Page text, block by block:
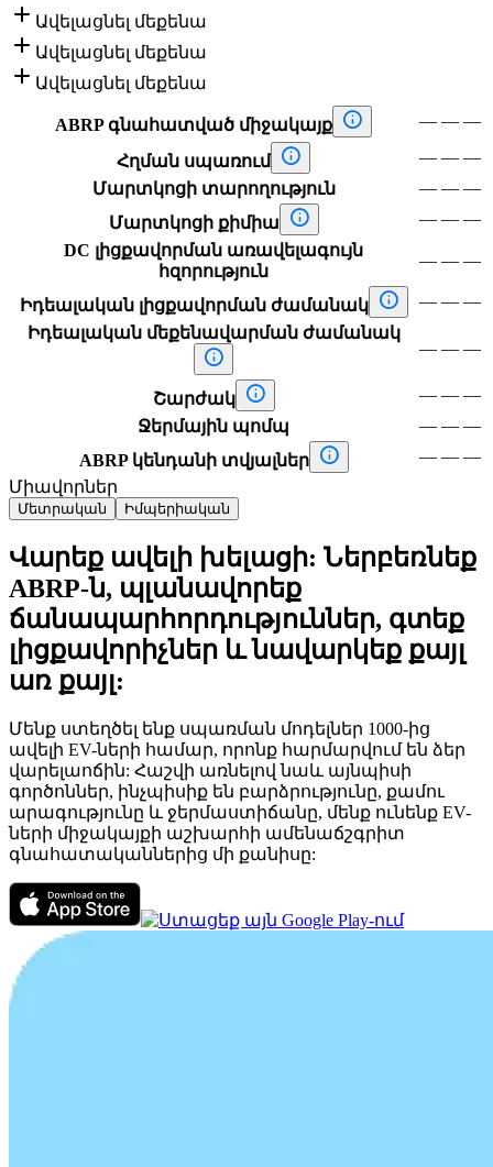
 Ավելացնել մեքենա
 Ավելացնել մեքենա
 Ավելացնել մեքենա
ABRP գնահատված միջակայք  — — —
Հղման սպառում  — — —
Մարտկոցի տարողություն
— — —
Մարտկոցի քիմիա
 — — —
DC լիցքավորման առավելագույն
հզորություն
— — —
Իդեալական լիցքավորման ժամանակ  — — —
Իդեալական մեքենավարման ժամանակ
 — — —
Շարժակ  — — —
Ջերմային պոմպ
— — —
ABRP կենդանի տվյալներ
 — — —
Միավորներ
Մետրական Իմպերիական
Վարեք ավելի խելացի: Ներբեռնեք
ABRP-ն, պլանավորեք
ճանապարհորդություններ, գտեք
լիցքավորիչներ և նավարկեք քայլ
առ քայլ:
Մենք ստեղծել ենք սպառման մոդելներ 1000-ից
ավելի EV-ների համար, որոնք հարմարվում են ձեր
վարելաոճին: Հաշվի առնելով նաև այնպիսի
գործոններ, ինչպիսիք են բարձրությունը, քամու
արագությունը և ջերմաստիճանը, մենք ունենք EV-
ների միջակայքի աշխարհի ամենաճշգրիտ
գնահատականներից մի քանիսը: